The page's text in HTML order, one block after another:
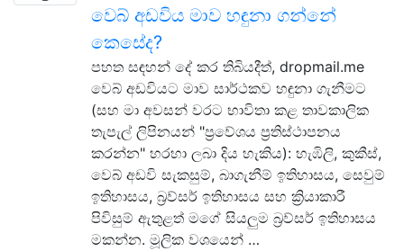
වෙබ් අඩවිය මාව හඳුනා ගන්නේ
කෙසේද?
පහත සඳහන් දේ කර තිබියදීත්, dropmail.me
වෙබ් අඩවියට මාව සාර්ථකව හඳුනා ගැනීමට
(සහ මා අවසන් වරට භාවිතා කළ තාවකාලික
තැපැල් ලිපිනයන් "ප්‍රවේශය ප්‍රතිස්ථාපනය
කරන්න" හරහා ලබා දිය හැකිය): හැඹිලි, කුකීස්,
වෙබ් අඩවි සැකසුම්, බාගැනීම් ඉතිහාසය, සෙවුම්
ඉතිහාසය, බ්‍රව්සර් ඉතිහාසය සහ ක්‍රියාකාරී
පිවිසුම් ඇතුළත් මගේ සියලුම බ්‍රව්සර් ඉතිහාසය
මකන්න. මූලික වශයෙන් …